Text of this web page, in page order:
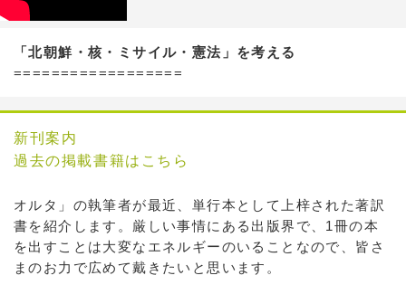
「北朝鮮・核・ミサイル・憲法」を考える
==================
新刊案内
過去の掲載書籍はこちら
オルタ」の執筆者が最近、単行本として上梓された著訳
書を紹介します。厳しい事情にある出版界で、1冊の本
を出すことは大変なエネルギーのいることなので、皆さ
まのお力で広めて戴きたいと思います。